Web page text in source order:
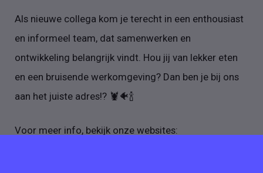
Als nieuwe collega kom je terecht in een enthousiast
en informeel team, dat samenwerken en
ontwikkeling belangrijk vindt. Hou jij van lekker eten
en een bruisende werkomgeving? Dan ben je bij ons
aan het juiste adres!? 🦞🐠🍾
Voor meer info, bekijk onze websites: